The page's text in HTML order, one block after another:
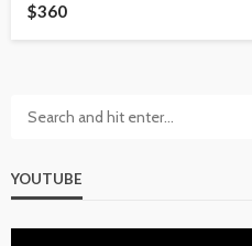
$360
YOUTUBE